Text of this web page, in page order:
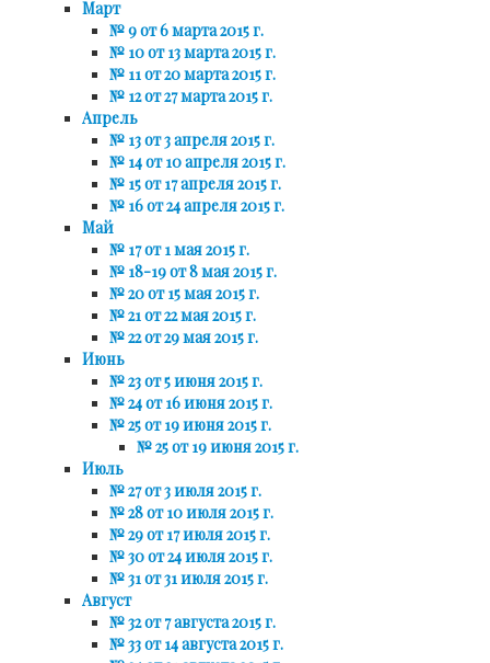
Март
№ 9 от 6 марта 2015 г.
№ 10 от 13 марта 2015 г.
№ 11 от 20 марта 2015 г.
№ 12 от 27 марта 2015 г.
Апрель
№ 13 от 3 апреля 2015 г.
№ 14 от 10 апреля 2015 г.
№ 15 от 17 апреля 2015 г.
№ 16 от 24 апреля 2015 г.
Май
№ 17 от 1 мая 2015 г.
№ 18-19 от 8 мая 2015 г.
№ 20 от 15 мая 2015 г.
№ 21 от 22 мая 2015 г.
№ 22 от 29 мая 2015 г.
Июнь
№ 23 от 5 июня 2015 г.
№ 24 от 16 июня 2015 г.
№ 25 от 19 июня 2015 г.
№ 25 от 19 июня 2015 г.
Июль
№ 27 от 3 июля 2015 г.
№ 28 от 10 июля 2015 г.
№ 29 от 17 июля 2015 г.
№ 30 от 24 июля 2015 г.
№ 31 от 31 июля 2015 г.
Август
№ 32 от 7 августа 2015 г.
№ 33 от 14 августа 2015 г.